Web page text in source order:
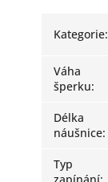
Kategorie:
Váha
šperku:
Délka
náušnice:
Typ